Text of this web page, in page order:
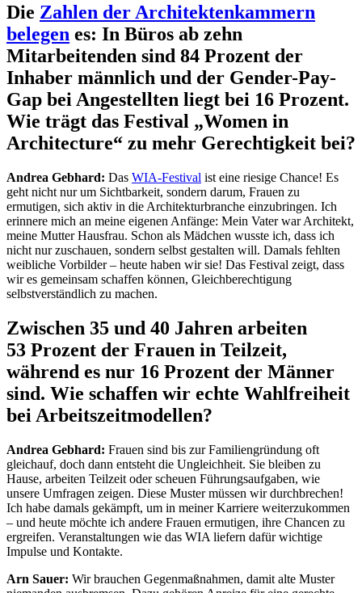
Die Zahlen der Architektenkammern
belegen es: In Büros ab zehn
Mitarbeitenden sind 84 Prozent der
Inhaber männlich und der Gender-Pay-
Gap bei Angestellten liegt bei 16 Prozent.
Wie trägt das Festival „Women in
Architecture“ zu mehr ­Gerechtigkeit bei?
Andrea Gebhard: Das WIA-Festival ist eine riesige Chance! Es
geht nicht nur um Sichtbarkeit, sondern darum, Frauen zu
ermutigen, sich aktiv in die Architekturbranche einzubringen. Ich
erinnere mich an meine eigenen Anfänge: Mein Vater war Architekt,
meine Mutter Hausfrau. Schon als Mädchen wusste ich, dass ich
nicht nur zuschauen, sondern selbst gestalten will. Damals fehlten
weibliche Vorbilder – heute haben wir sie! Das Festival zeigt, dass
wir es gemeinsam schaffen können, Gleichberechtigung
selbstverständlich zu machen.
Zwischen 35 und 40 Jahren arbeiten
53 Prozent der Frauen in Teilzeit,
während es nur 16 Prozent der Männer
sind. Wie schaffen wir echte Wahlfreiheit
bei ­Arbeitszeitmodellen?
Andrea Gebhard: Frauen sind bis zur Familiengründung oft
gleichauf, doch dann entsteht die Ungleichheit. Sie bleiben zu
Hause, arbeiten Teilzeit oder scheuen Führungsaufgaben, wie
unsere Umfragen zeigen. Diese Muster müssen wir durchbrechen!
Ich habe damals gekämpft, um in meiner Karriere weiterzukommen
– und heute möchte ich andere Frauen ermutigen, ihre Chancen zu
ergreifen. Veranstaltungen wie das WIA liefern dafür wichtige
Impulse und Kontakte.
Arn Sauer: Wir brauchen Gegenmaßnahmen, damit alte Muster